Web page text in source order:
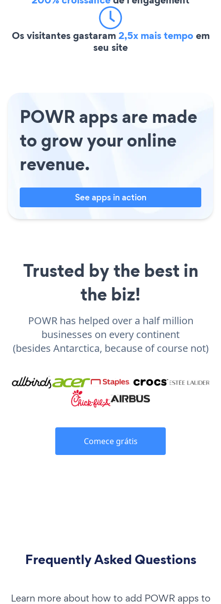
Os visitantes gastaram2,5x mais tempoem
seu site
POWR apps are made
to grow your online
revenue.
See apps in action
Trusted by the best in
the biz!
POWR has helped over a half million
businesses on every continent
(besides Antarctica, because of course not)
Comece grátis
Frequently Asked Questions
Learn more about how to add POWR apps to